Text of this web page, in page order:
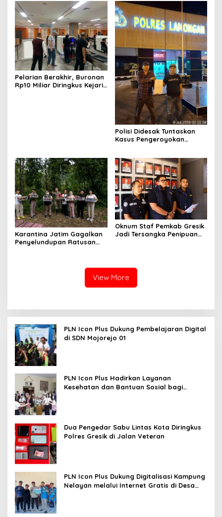
Pelarian Berakhir, Buronan
Rp10 Miliar Diringkus Kejari
Polisi Didesak Tuntaskan
Kasus Pengeroyokan
Karantina Jatim Gagalkan
Penyelundupan Ratusan
Oknum Staf Pemkab Gresik
Jadi Tersangka Penipuan
View More
PLN Icon Plus Dukung Pembelajaran Digital
di SDN Mojorejo 01
PLN Icon Plus Hadirkan Layanan
Kesehatan dan Bantuan Sosial bagi
Dua Pengedar Sabu Lintas Kota Diringkus
Polres Gresik di Jalan Veteran
PLN Icon Plus Dukung Digitalisasi Kampung
Nelayan melalui Internet Gratis di Desa